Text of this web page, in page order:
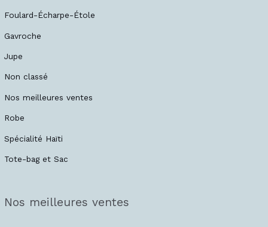
Foulard-Écharpe-Étole
Gavroche
Jupe
Non classé
Nos meilleures ventes
Robe
Spécialité Haïti
Tote-bag et Sac
Nos meilleures ventes